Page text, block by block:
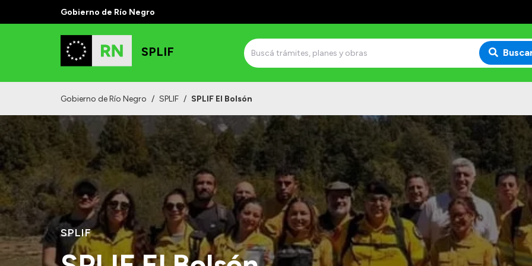
Gobierno de Río Negro
SPLIF
Gobierno de Río Negro / SPLIF / SPLIF El Bolsón
SPLIF